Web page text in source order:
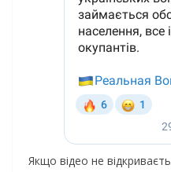
Якщо відео не